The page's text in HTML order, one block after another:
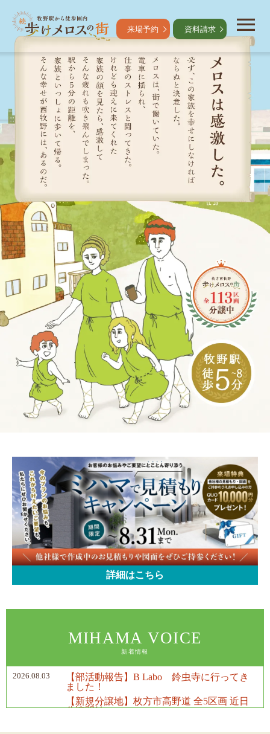
来場予約 資料請求 menu
詳細はこちら
新着情報
2026.08.03
【部活動報告】B Labo 鈴虫寺に行ってき
ました！
【新規分譲地】枚方市高野道 全5区画 近日
分譲開始！